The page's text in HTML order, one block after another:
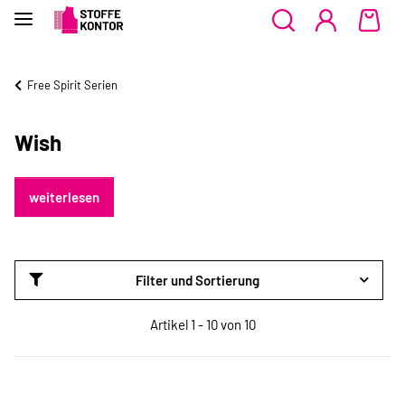
Free Spirit Serien
Wish
weiterlesen
Filter und Sortierung
Artikel 1 - 10 von 10